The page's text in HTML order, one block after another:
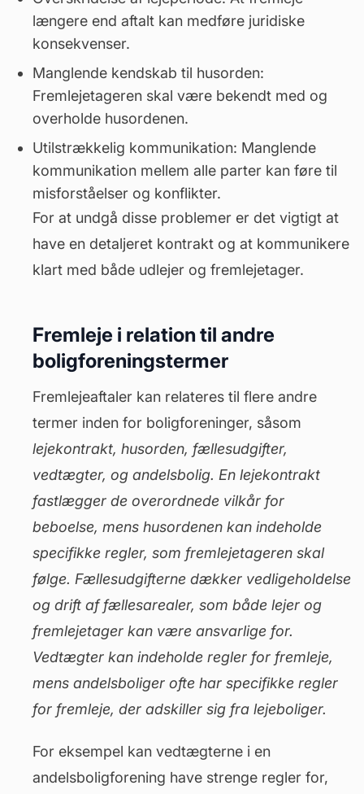
længere end aftalt kan medføre juridiske
konsekvenser.
Manglende kendskab til husorden:
Fremlejetageren skal være bekendt med og
overholde husordenen.
Utilstrækkelig kommunikation: Manglende
kommunikation mellem alle parter kan føre til
misforståelser og konflikter.
For at undgå disse problemer er det vigtigt at
have en detaljeret kontrakt og at kommunikere
klart med både udlejer og fremlejetager.
Fremleje i relation til andre
boligforeningstermer
Fremlejeaftaler kan relateres til flere andre
termer inden for boligforeninger, såsom
lejekontrakt, husorden, fællesudgifter,
vedtægter, og andelsbolig. En lejekontrakt
fastlægger de overordnede vilkår for
beboelse, mens husordenen kan indeholde
specifikke regler, som fremlejetageren skal
følge. Fællesudgifterne dækker vedligeholdelse
og drift affællesarealer, som både lejer og
fremlejetager kan være ansvarlige for.
Vedtægter kan indeholde regler for fremleje,
mens andelsboliger ofte har specifikke regler
for fremleje, der adskiller sig fra lejeboliger.
For eksempel kan vedtægterne i en
andelsboligforening have strenge regler for,